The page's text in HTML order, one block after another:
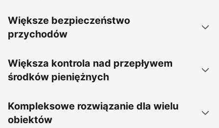
Większe bezpieczeństwo
przychodów
Większa kontrola nad przepływem
środków pieniężnych
Kompleksowe rozwiązanie dla wielu
obiektów